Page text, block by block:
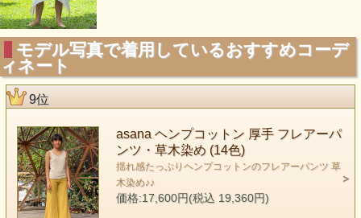
モデル写真で着用しているおすすめコーデ
ィネート
9位
asana ヘンプコットン 厚手 フレアーパ
ンツ・草木染め (14色)
揺れ感たっぷりヘンプコットンのフレアーパンツ 草
木染め♪♪
価格:17,600円(税込 19,360円)